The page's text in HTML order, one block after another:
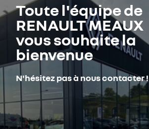
Toute l'équipe de
RENAULT MEAUX
vous souhaite la
bienvenue
N'hésitez pas à nous contacter !